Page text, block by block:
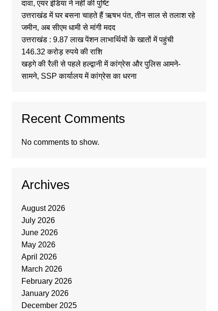
दावा, एयर इंडिया ने नहीं की पुष्टि
उत्तराखंड में घर बसना चाहते हैं ऋषभ पंत, तीन साल से तलाश रहे
जमीन, अब सीएम धामी से मांगी मदद
उत्तराखंड : 9.87 लाख पेंशन लाभार्थियों के खातों में पहुंची
146.32 करोड़ रुपये की राशि
खड़गे की रैली से पहले हल्द्वानी में कांग्रेस और पुलिस आमने-
सामने, SSP कार्यालय में कांग्रेस का धरना
Recent Comments
No comments to show.
Archives
August 2026
July 2026
June 2026
May 2026
April 2026
March 2026
February 2026
January 2026
December 2025